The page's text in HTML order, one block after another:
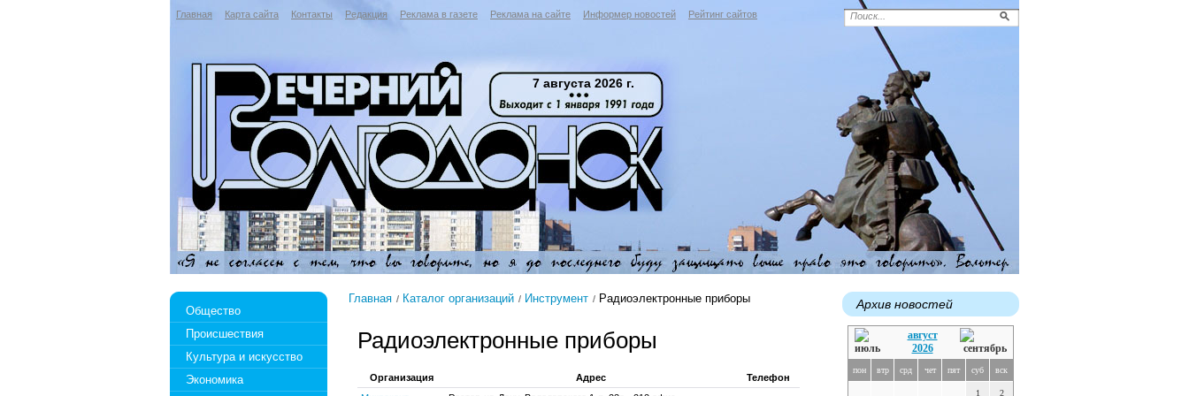
Главная Карта сайта Контакты Редакция Реклама в газете Реклама на сайте Информер новостей Рейтинг сайтов
7 августа 2026 г.
Общество
Происшествия
Культура и искусство
Экономика
Главная Каталог организаций Инструмент Радиоэлектронные приборы
Радиоэлектронные приборы
Организация Адрес
Телефон
Архив новостей
август
2026
пон втр срд чет пят суб вск
1 2